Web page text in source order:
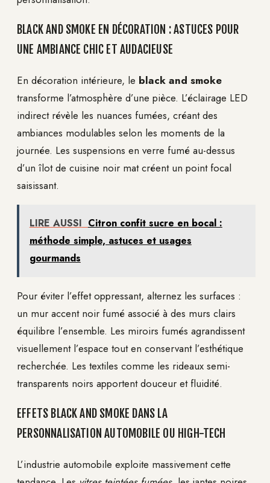
BLACK AND SMOKE EN DÉCORATION : ASTUCES POUR
UNE AMBIANCE CHIC ET AUDACIEUSE
En décoration intérieure, le black and smoke
transforme l’atmosphère d’une pièce. L’éclairage LED
indirect révèle les nuances fumées, créant des
ambiances modulables selon les moments de la
journée. Les suspensions en verre fumé au-dessus
d’un îlot de cuisine noir mat créent un point focal
saisissant.
LIRE AUSSI Citron confit sucre en bocal :
méthode simple, astuces et usages
gourmands
Pour éviter l’effet oppressant, alternez les surfaces :
un mur accent noir fumé associé à des murs clairs
équilibre l’ensemble. Les miroirs fumés agrandissent
visuellement l’espace tout en conservant l’esthétique
recherchée. Les textiles comme les rideaux semi-
transparents noirs apportent douceur et fluidité.
EFFETS BLACK AND SMOKE DANS LA
PERSONNALISATION AUTOMOBILE OU HIGH-TECH
L’industrie automobile exploite massivement cette